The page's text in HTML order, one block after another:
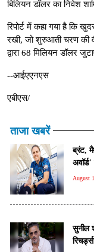
बिलियन डॉलर का निवेश
रिपोर्ट में कहा गया है कि
रखी, जो शुरुआती चरण की
द्वारा 68 मिलियन डॉलर
--आईएएनएस
एबीएस/
ताजा खबरें
ब्रंट,
August
सुनील